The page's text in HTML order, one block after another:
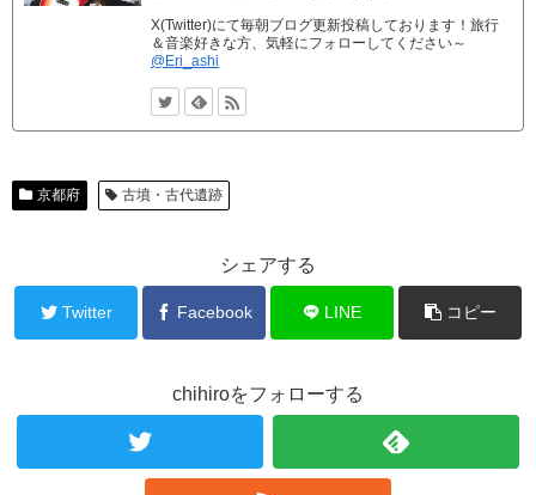
X(Twitter)にて毎朝ブログ更新投稿しております！旅行
＆音楽好きな方、気軽にフォローしてください～
@Eri_ashi
京都府 古墳・古代遺跡
シェアする
Twitter Facebook LINE コピー
chihiroをフォローする